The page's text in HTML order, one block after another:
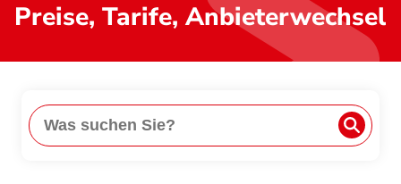
Preise, Tarife, Anbieterwechsel